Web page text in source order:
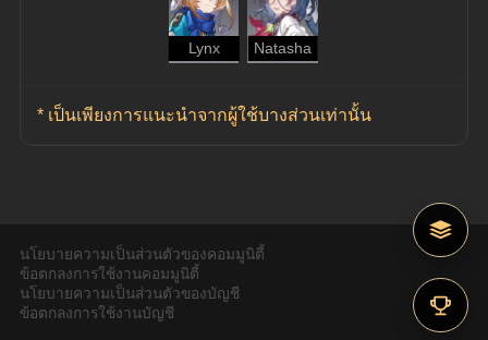
Lynx Natasha
* เป็นเพียงการแนะนำจากผู้ใช้บางส่วนเท่านั้น
นโยบายความเป็นส่วนตัวของคอมมูนิตี้
ข้อตกลงการใช้งานคอมมูนิตี้
นโยบายความเป็นส่วนตัวของบัญชี
ข้อตกลงการใช้งานบัญชี